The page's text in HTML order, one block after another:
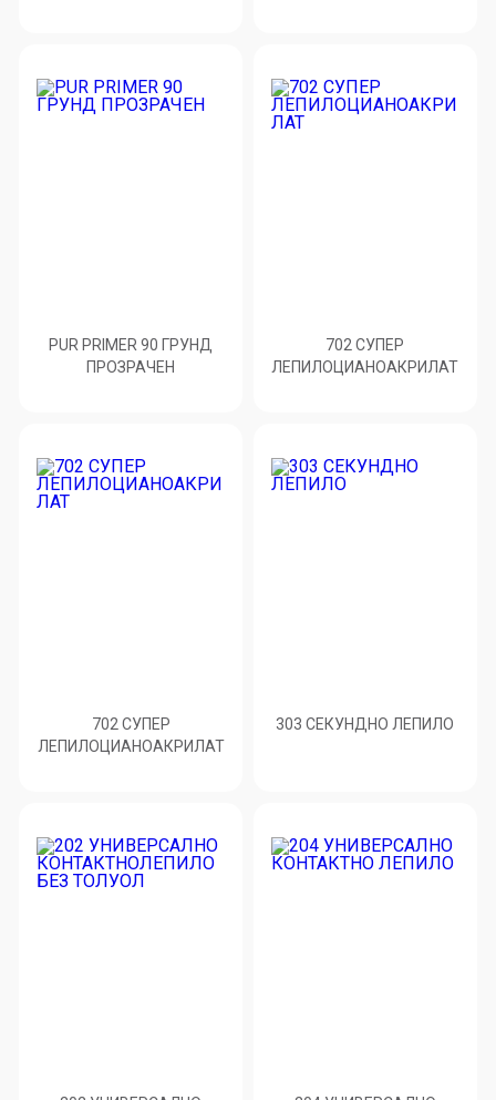
PUR PRIMER 90 ГРУНД
ПРОЗРАЧЕН
702 СУПЕР
ЛЕПИЛОЦИАНОАКРИЛАТ
702 СУПЕР
ЛЕПИЛОЦИАНОАКРИЛАТ
303 СЕКУНДНО ЛЕПИЛО